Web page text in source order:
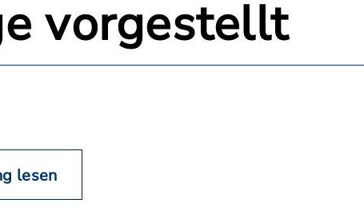
vorgestellt
lesen